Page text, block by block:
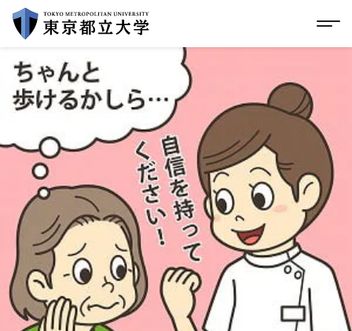
に
グローバルメニューにスキップ メ